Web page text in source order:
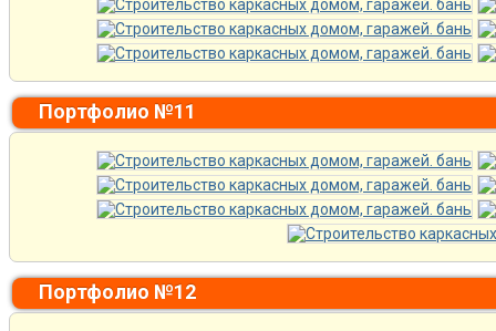
Портфолио №11
Портфолио №12